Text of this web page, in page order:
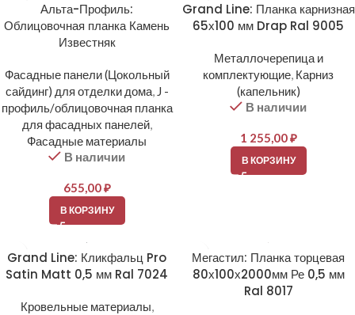
Альта-Профиль:
Облицовочная планка Камень
Известняк
Фасадные панели (Цокольный
сайдинг) для отделки дома, J -
профиль/облицовочная планка
для фасадных панелей,
Фасадные материалы
В наличии
655,00₽
В КОРЗИНУ
Grand Line: Планка карнизная
65х100 мм Drap Ral 9005
Металлочерепица и
комплектующие, Карниз
(капельник)
В наличии
1 255,00₽
В КОРЗИНУ
Grand Line: Кликфальц Pro
Satin Matt 0,5 мм Ral 7024
Кровельные материалы,
Мегастил: Планка торцевая
80х100х2000мм Ре 0,5 мм
Ral 8017